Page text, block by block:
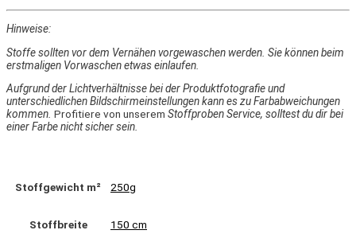
Hinweise:
Stoffe sollten vor dem Vernähen vorgewaschen werden. Sie können beim
erstmaligen Vorwaschen etwas einlaufen.
Aufgrund der Lichtverhältnisse bei der Produktfotografie und
unterschiedlichen Bildschirmeinstellungen kann es zu Farbabweichungen
kommen. Profitiere von unserem Stoffproben Service, solltest du dir bei
einer Farbe nicht sicher sein.
Stoffgewicht m² 250g
Stoffbreite 150 cm